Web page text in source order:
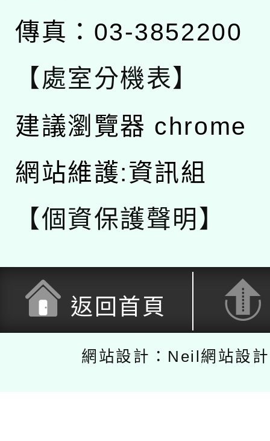
傳真：03-3852200
【處室分機表】
建議瀏覽器 chrome
網站維護:資訊組
【個資保護聲明】
返回首頁
網站設計：Neil網站設